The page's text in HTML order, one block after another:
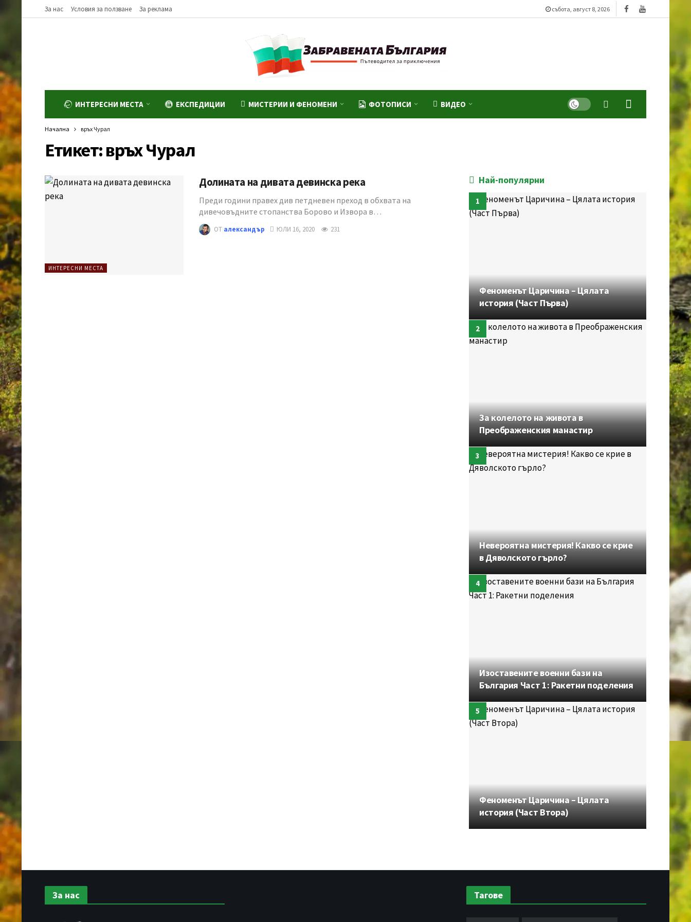
За нас Условия за ползване За реклама събота, август 8, 2026
ИНТЕРЕСНИ МЕСТА ЕКСПЕДИЦИИ МИСТЕРИИ И ФЕНОМЕНИ ФОТОПИСИ ВИДЕО Dark mode
Начална връх Чурал
Етикет:връх Чурал
ИНТЕРЕСНИ МЕСТА
Долината на дивата девинска река
Преди години правех див петдневен преход в обхвата на
дивечовъдните стопанства Борово и Извора в…
ОТ александър ЮЛИ 16, 2020 231
Най-популярни
Феноменът Царичина – Цялата
история (Част Първа)
За колелото на живота в
Преображенския манастир
Невероятна мистерия! Какво се крие
в Дяволското гърло?
Изоставените военни бази на
България Част 1: Ракетни поделения
Феноменът Царичина – Цялата
история (Част Втора)
За нас Тагове